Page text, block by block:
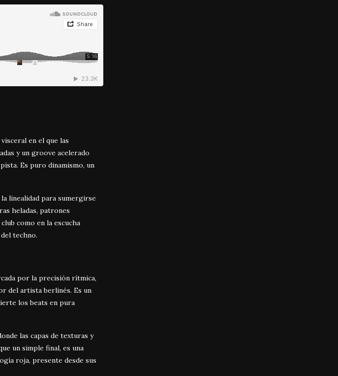
en el que las
y un groove acelerado
Es puro dinamismo, un
linealidad para sumergirse
heladas, patrones
como en la escucha
techno.
por la precisión rítmica,
del artista berlinés. Es un
los beats en pura
las capas de texturas y
un simple final, es una
roja, presente desde sus